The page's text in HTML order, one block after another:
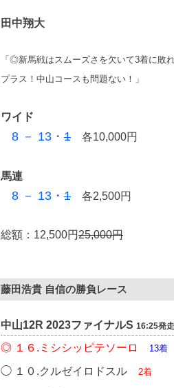
田中翔大
「◎新馬戦はスムーズさを欠いて3着に敗
プラス！中山コースも問題ない！」
ワイド
8 － 13・ 1 各10,000円
馬連
8 － 13・ 1 各2,500円
総額：12,500円25,000円
藤田浩貴 自信の勝負レース
中山12R 2023ファイナルS 16:25発走
◎ １６.ミシシッピテソーロ 13着
◯ １０.クルゼイロドスル 2着